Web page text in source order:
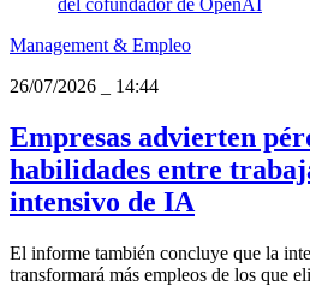
Management & Empleo
26/07/2026
14:44
Empresas advierten
habilidades entre
intensivo de IA
El informe también concluye que la
transformará más empleos de los que